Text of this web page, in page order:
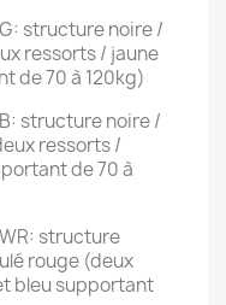
structure noire /
ressorts / jaune
de 70 à 120kg)
structure noire /
ressorts /
de 70 à
structure
rouge (deux
bleu supportant